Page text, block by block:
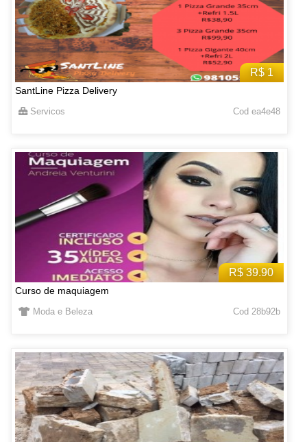
R$ 1
SantLine Pizza Delivery
Servicos Cod ea4e48
R$ 39.90
Curso de maquiagem
Moda e Beleza Cod 28b92b